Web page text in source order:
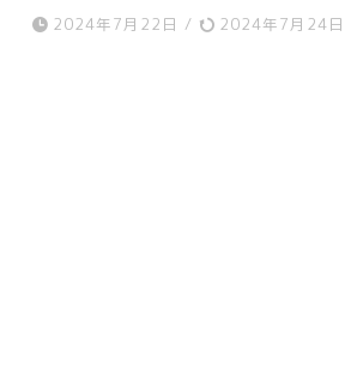
2024年7月22日 / 2024年7月24日